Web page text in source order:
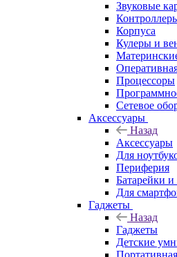
Звуковые
Корпуса
Кулеры и
Процессоры
Сетевое
Аксессуары
Назад
Аксессуары
Для
Периферия
Батарейки и
Для
Гаджеты
Назад
Гаджеты
Детские